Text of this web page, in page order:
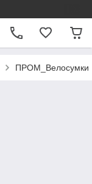
ПРОМ_Велосумки